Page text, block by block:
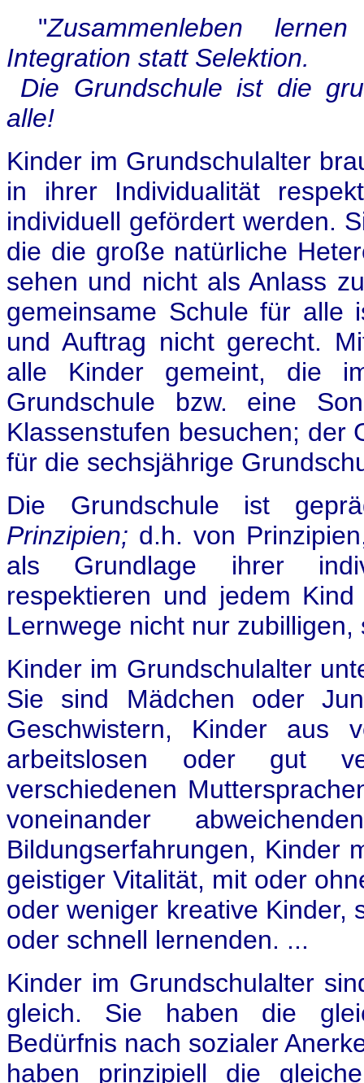
"Zusammenleben
Integration statt Selektion.
Die Grundschule ist die
alle!
Kinder im Grundschulalter
in ihrer Individualität
individuell gefördert werden.
die die große natürliche
sehen und nicht als Anlass
gemeinsame Schule für alle
und Auftrag nicht gerecht.
alle Kinder gemeint, die
Grundschule bzw. eine
Klassenstufen besuchen; der
für die sechsjährige
Die Grundschule ist
Prinzipien; d.h. von
als Grundlage ihrer
respektieren und jedem
Lernwege nicht nur
Kinder im Grundschulalter
Sie sind Mädchen oder
Geschwistern, Kinder aus
arbeitslosen oder gut
verschiedenen
voneinander
Bildungserfahrungen, Kinder
geistiger Vitalität, mit oder
oder weniger kreative Kinder,
oder schnell lernenden. ...
Kinder im Grundschulalter
gleich. Sie haben die
Bedürfnis nach sozialer
haben prinzipiell die